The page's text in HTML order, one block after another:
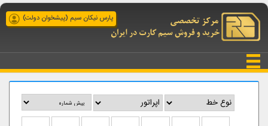
پارس نیکان سیم (پیشخوان دولت)